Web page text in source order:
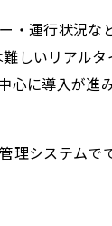
・運行状況
しいリアル
心に導入が
システムで